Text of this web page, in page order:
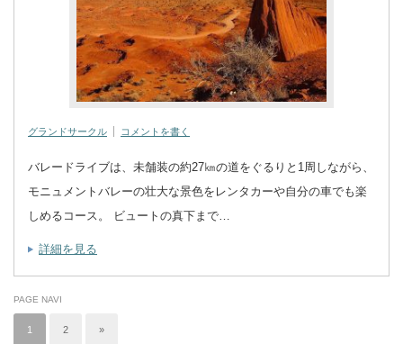
グランドサークル コメントを書く
バレードライブは、未舗装の約27㎞の道をぐるりと1周しながら、
モニュメントバレーの壮大な景色をレンタカーや自分の車でも楽
しめるコース。 ビュートの真下まで…
詳細を見る
PAGE NAVI
1 2 »